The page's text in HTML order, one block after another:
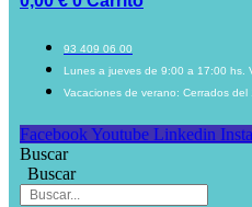
93 409 06 00
Lunes a jueves de 9:00 a 17:00 hs.
Vacaciones de verano: Cerrados
Facebook Youtube Linkedin
Buscar
Buscar